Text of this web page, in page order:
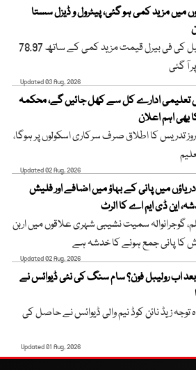
میں مزید کمی ہو گئی، پیٹرول و ڈیزل سستا
امریکی خام تیل کی فی بیرل قیمت مزید کمی کے ساتھ 78.97
آ گئی
Updated 03 Aug, 2026
تعلیمی ادارے کل سے کھل جائیں گے، محکمہ
بھی اہم اعلان
ہفتے میں 6 روز تدریس کا اطلاق صرف سرکاری اسکولوں پر ہوگا،
Updated 02 Aug, 2026
میں پانی کے بہاؤ میں اضافے اور فلیش
این ڈی ایم اے کا الرٹ
گوجرانوالہ سمیت نشیبی شہری علاقوں میں اربن
کا پانی جمع ہونے کا خدشہ ہے
Updated 02 Aug, 2026
بعد اب رولیبل فون؟ سام سنگ کی نئی ڈیوائس نے
زیڈ نائن کوڈ نیم والی ڈیوائس نے حاصل کی
Updated 01 Aug, 2026